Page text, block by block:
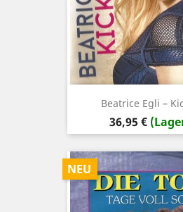
Beatrice Egli –
Preis
36,95 €
NEU